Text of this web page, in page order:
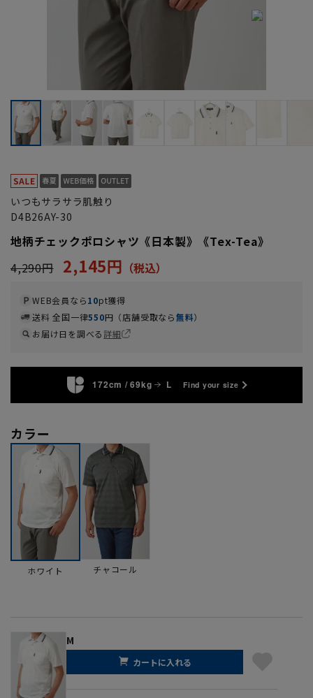
いつもサラサラ肌触り
D4B26AY-30
地柄チェックポロシャツ《日本製》《Tex-Tea》
4,290円 2,145円
WEB会員なら10pt獲得
送料 全国一律550円（店舗受取なら無料）
お届け日を調べる詳細
172cm / 69kg L Find your size
カラー
ホワイト チャコール
M
カートに入れる